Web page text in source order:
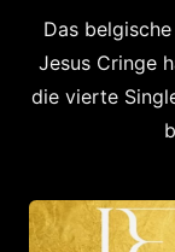
Das
Jesus Cringe
die vierte